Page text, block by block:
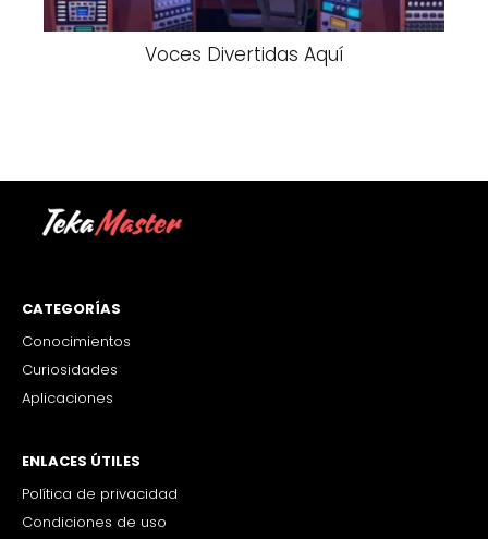
Voces Divertidas Aquí
CATEGORÍAS
Conocimientos
Curiosidades
Aplicaciones
ENLACES ÚTILES
Política de privacidad
Condiciones de uso